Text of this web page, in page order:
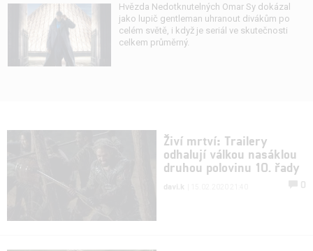
Hvězda Nedotknutelných Omar Sy dokázal
jako lupič gentleman uhranout divákům po
celém světě, i když je seriál ve skutečnosti
celkem průměrný.
Živí mrtví: Trailery
odhalují válkou nasáklou
druhou polovinu 10. řady
davi.k 0